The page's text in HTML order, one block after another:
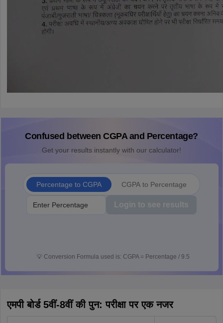
Confused between CGPA and Percentage?
Get your results instantly with our calculator!
Percentage to CGPA CGPA to Percentage
Login to see results
💡 Conversion Formula used is: CGPA = Percentage / 9.5
एमपी बोर्ड 5वीं-8वीं की पुन: परीक्षा पर एक नजर